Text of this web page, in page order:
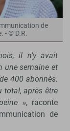
de
- © D.R.
il n’y avait
une semaine et
400 abonnés.
total, après être
», raconte
de